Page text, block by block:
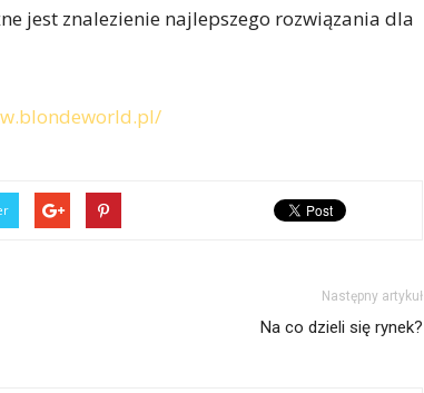
jest znalezienie najlepszego rozwiązania dla
Następny artykuł
Na co dzieli się rynek?